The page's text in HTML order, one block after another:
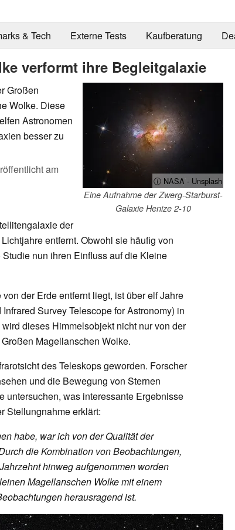
& Tech Externe Tests Kaufberatung
verformt ihre Begleitgalaxie
ⓘ NASA - Unsplash
Eine Aufnahme der Zwerg-Starburst-
Galaxie Henize 2-10
Großen
Wolke. Diese
Astronomen
besser zu
am
der
entfernt. Obwohl sie häufig von
nun ihren Einfluss auf die Kleine
der Erde entfernt liegt, ist über elf Jahre
Survey Telescope for Astronomy) in
dieses Himmelsobjekt nicht nur von der
Magellanschen Wolke.
des Teleskops geworden. Forscher
und die Bewegung von Sternen
was interessante Ergebnisse
Stellungnahme erklärt:
habe, war ich von der Qualität der
die Kombination von Beobachtungen,
hinweg aufgenommen worden
Magellanschen Wolke mit einem
herausragend ist.